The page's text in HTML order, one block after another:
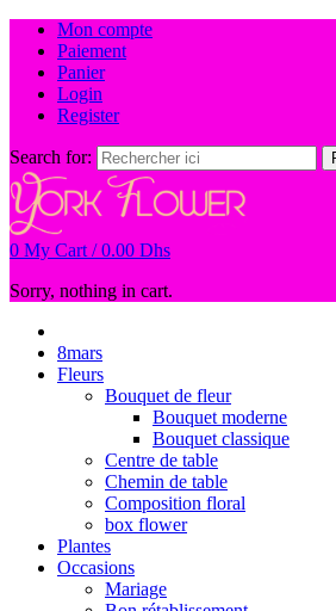
Mon compte
Paiement
Panier
Login
Register
Search for:
0 My Cart /0.00 Dhs
Sorry, nothing in cart.
8mars
Fleurs
Bouquet de fleur
Bouquet moderne
Bouquet classique
Centre de table
Chemin de table
Composition floral
box flower
Plantes
Occasions
Mariage